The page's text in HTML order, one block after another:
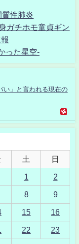
性肺炎
ガチホモ童貞ギン
った星空-
い」と言われる現在の
土 日
1 2
8 9
15 16
22 23